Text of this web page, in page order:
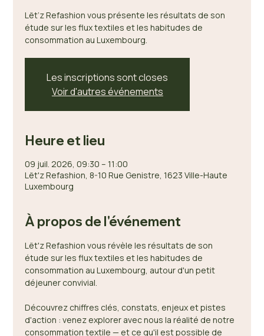
Lët’z Refashion vous présente les résultats de son
étude sur les flux textiles et les habitudes de
consommation au Luxembourg.
Les inscriptions sont closes
Voir d'autres événements
Heure et lieu
09 juil. 2026, 09:30 – 11:00
Lët'z Refashion, 8-10 Rue Genistre, 1623 Ville-Haute
Luxembourg
À propos de l'événement
Lët'z Refashion vous révèle les résultats de son
étude sur les flux textiles et les habitudes de
consommation au Luxembourg, autour d'un petit
déjeuner convivial.
Découvrez chiffres clés, constats, enjeux et pistes
d'action : venez explorer avec nous la réalité de notre
consommation textile — et ce qu'il est possible de